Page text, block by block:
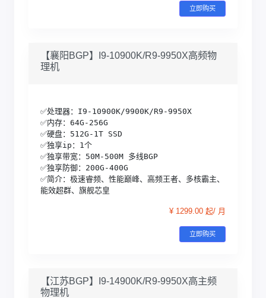
立即购买
【襄阳BGP】I9-10900K/R9-9950X高频物
理机
✅处理器：I9-10900K/9900K/R9-9950X
✅内存：64G-256G
✅硬盘：512G-1T SSD
✅独享ip：1个
✅独享带宽：50M-500M 多线BGP
✅独享防御：200G-400G
✅简介：极速睿频、性能巅峰、高频王者、多核霸主、
能效超群、旗舰芯皇
¥ 1299.00 起/ 月
立即购买
【江苏BGP】I9-14900K/R9-9950X高主频
物理机